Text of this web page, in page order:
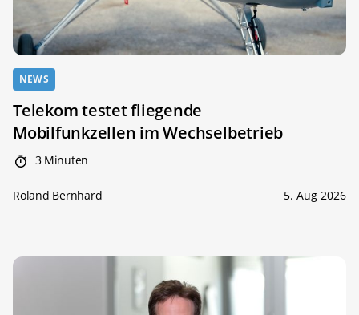
NEWS
Telekom testet fliegende
Mobilfunkzellen im Wechselbetrieb
3 Minuten
Roland Bernhard 5. Aug 2026